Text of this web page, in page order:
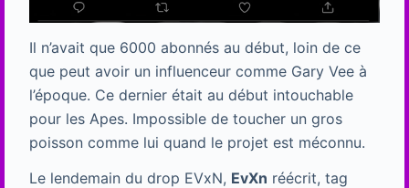
Il n’avait que 6000 abonnés au début, loin de ce
que peut avoir un influenceur comme Gary Vee à
l’époque. Ce dernier était au début intouchable
pour les Apes. Impossible de toucher un gros
poisson comme lui quand le projet est méconnu.
Le lendemain du drop EVxN, EvXn réécrit, tag